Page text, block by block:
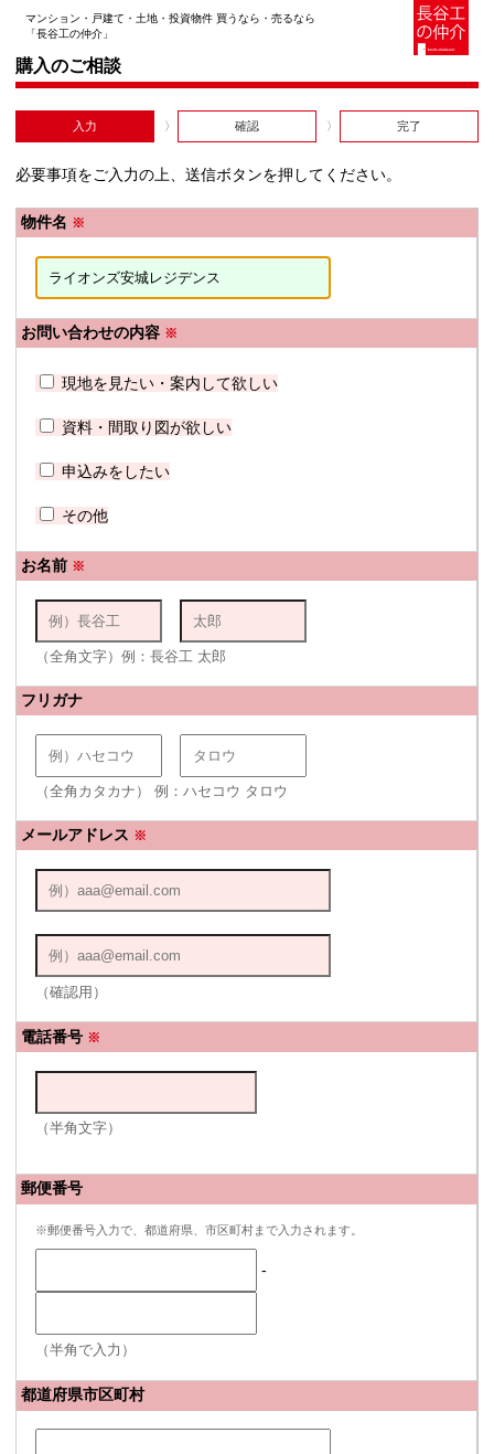
マンション・戸建て・土地・投資物件 買うなら・売るなら
「長谷工の仲介」
購入のご相談
入力 確認 完了
必要事項をご入力の上、送信ボタンを押してください。
物件名 ※
お問い合わせの内容 ※
現地を見たい・案内して欲しい
資料・間取り図が欲しい
申込みをしたい
その他
お名前 ※
（全角文字）例：長谷工 太郎
フリガナ
（全角カタカナ） 例：ハセコウ タロウ
メールアドレス ※
（確認用）
電話番号 ※
（半角文字）
郵便番号
※郵便番号入力で、都道府県、市区町村まで入力されます。
-
（半角で入力）
都道府県市区町村